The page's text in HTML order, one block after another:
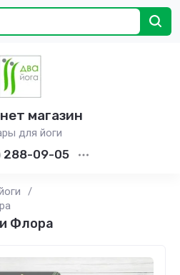
магазин
для йоги
288-09-05
/
Флора